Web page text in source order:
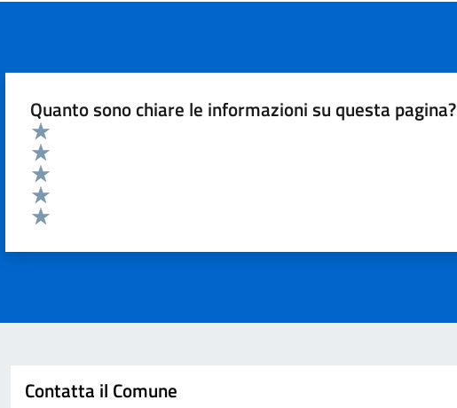
Quanto sono chiare le informazioni su questa pagina?
Valuta da 1 a 5 stelle la pagina
Valuta 5 stelle su 5
Valuta 4 stelle su 5
Valuta 3 stelle su 5
Valuta 2 stelle su 5
Valuta 1 stelle su 5
Contatta il Comune